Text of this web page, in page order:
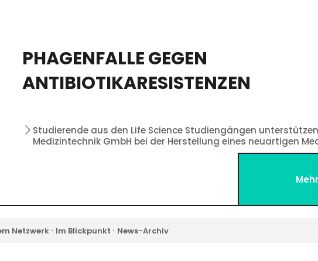
PHAGENFALLE GEGEN
ANTIBIOTIKARESISTENZEN
Studierende aus den Life Science Studiengängen
Medizintechnik GmbH bei der Herstellung eines neuartigen
Netzwerk · Im Blickpunkt · News-Archiv